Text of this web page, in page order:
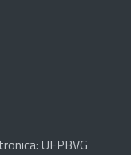
UFPBVG